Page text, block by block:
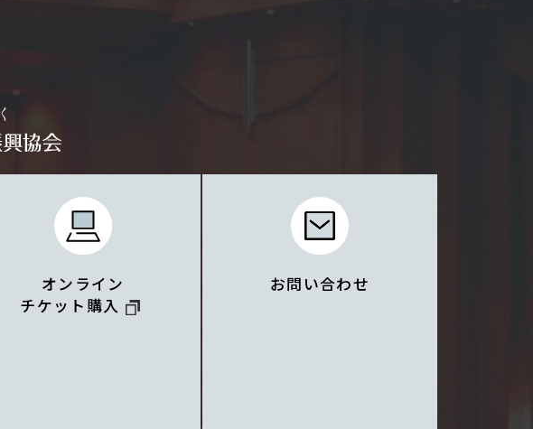
オンライン
チケット購入
お問い合わせ